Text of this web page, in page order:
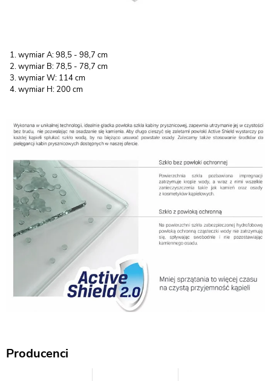
wymiar A: 98,5 - 98,7 cm
wymiar B: 78,5 - 78,7 cm
wymiar W: 114 cm
wymiar H: 200 cm
Producenci